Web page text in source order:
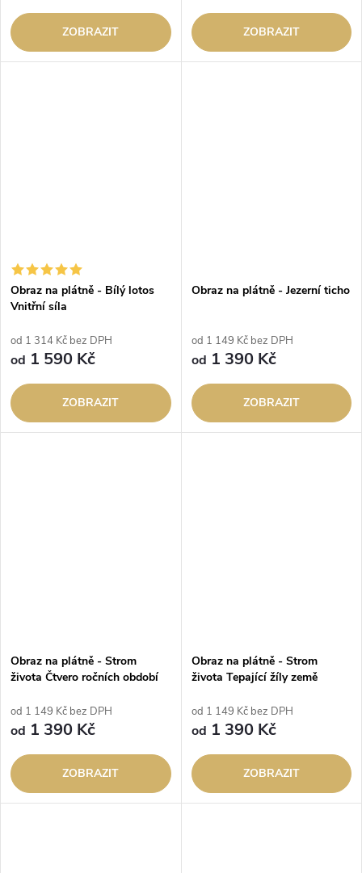
ZOBRAZIT ZOBRAZIT
Obraz na plátně - Bílý lotos
Vnitřní síla
od 1 314 Kč bez DPH
od 1 590 Kč
ZOBRAZIT
Obraz na plátně - Jezerní ticho
od 1 149 Kč bez DPH
od 1 390 Kč
ZOBRAZIT
Obraz na plátně - Strom
života Čtvero ročních období
od 1 149 Kč bez DPH
od 1 390 Kč
ZOBRAZIT
Obraz na plátně - Strom
života Tepající žíly země
od 1 149 Kč bez DPH
od 1 390 Kč
ZOBRAZIT